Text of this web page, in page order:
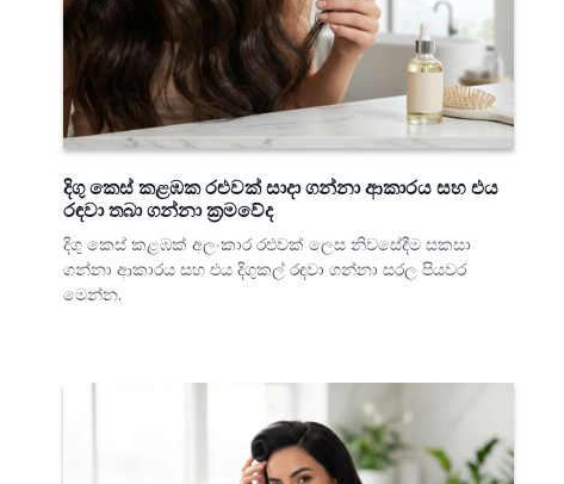
දිගු කෙස් කළඹක රළුවක් සාදා ගන්නා ආකාරය සහ එය
රඳවා තබා ගන්නා ක්‍රමවේද
දිගු කෙස් කළඹක් අලංකාර රළුවක් ලෙස නිවසේදීම සකසා
ගන්නා ආකාරය සහ එය දිගුකල් රඳවා ගන්නා සරල පියවර
මෙන්න.